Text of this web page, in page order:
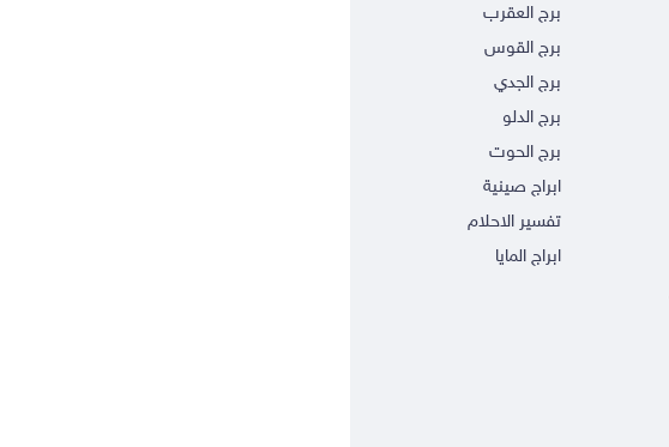
برج العقرب
برج القوس
برج الجدي
برج الدلو
برج الحوت
ابراج صينية
تفسير الاحلام
ابراج المايا